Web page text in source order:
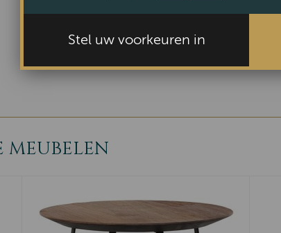
MEUBELEN
Stel uw voorkeuren in